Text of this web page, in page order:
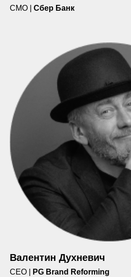
CMO | Сбер Банк
Валентин Духневич
CEO | PG Brand Reforming